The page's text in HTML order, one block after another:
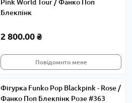
Pink World Tour / Фанко Поп
Блекпінк
2 800.00 ₴
Повідомити мене
Фігурка Funko Pop Blackpink - Rose /
Фанко Поп Блекпінк Розе #363